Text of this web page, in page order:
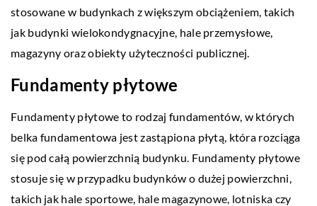
stosowane w budynkach z większym obciążeniem, takich
jak budynki wielokondygnacyjne, hale przemysłowe,
magazyny oraz obiekty użyteczności publicznej.
Fundamenty płytowe
Fundamenty płytowe to rodzaj fundamentów, w których
belka fundamentowa jest zastąpiona płytą, która rozciąga
się pod całą powierzchnią budynku. Fundamenty płytowe
stosuje się w przypadku budynków o dużej powierzchni,
takich jak hale sportowe, hale magazynowe, lotniska czy